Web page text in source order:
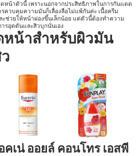
หน้าตัวนี้ เพราะนอกจากประสิทธิภาพในการกันแดด
ควบคุมความมันก็เลื่องลือไม่แพ้กันค่ะ เนื้อครีม
ะช่วยให้หน้าผ่องขึ้นเล็กน้อย แต่ตัวนี้ต้องทำความ
รอุดตันและสิวบุกนั่นเอง
หน้าสำหรับผิวมัน
คเน่ ออยล์ คอนโทร เอสพี